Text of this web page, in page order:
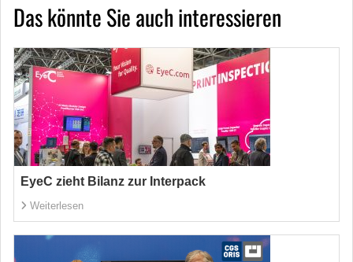
Das könnte Sie auch interessieren
EyeC zieht Bilanz zur Interpack
Weiterlesen